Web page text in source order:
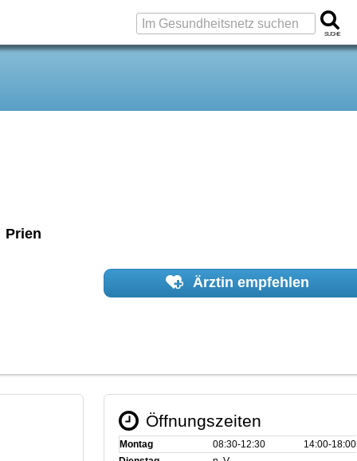
Suche
Prien
Ärztin empfehlen
Öffnungszeiten
Montag 08:30‑12:30
14:00‑18:00